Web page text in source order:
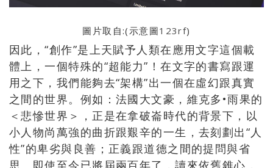
圖片取自:(示意圖123rf)
因此，“創作”是上天賦予人類在應用文字這個載
體上，一個特殊的“超能力”！在文字的書寫跟運
用之下，我們能夠去“架構”出一個在虛幻跟真實
之間的世界。例如：法國大文豪，維克多•雨果的
＜悲慘世界＞，正是在拿破崙時代的背景下，以
小人物尚萬強的曲折跟艱辛的一生，去刻劃出“人
性”的卑劣與良善；正義跟道德之間的提問與省
思。即使至今已將屆兩百年了，讀來依舊錐心，